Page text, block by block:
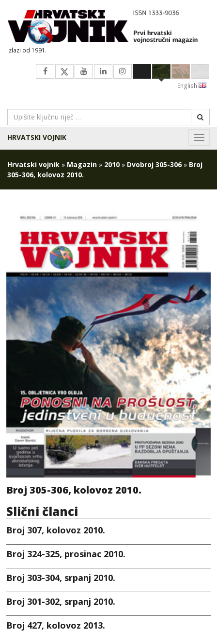
izlazi od 1991.
English
HRVATSKI VOJNIK
Hrvatski vojnik » Magazin » 2010 » Dvobroj 305-306 » Broj
305-306, kolovoz 2010.
Broj 305-306, kolovoz 2010.
Slični članci
Broj 307, kolovoz 2010.
Broj 324-325, prosinac 2010.
Broj 303-304, srpanj 2010.
Broj 301-302, srpanj 2010.
Broj 427, kolovoz 2013.